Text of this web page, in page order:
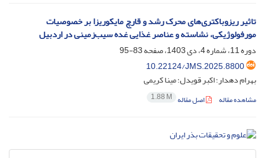
تاثیر ریزوباکتری‌های محرک رشد و قارچ مایکوریزا بر خصوصیات
مورفولوژیکی، نشاسته و عناصر غذایی غده سیب‌زمینی در اردبیل
دوره 11، شماره 4، دی 1403، صفحه
83-95
10.22124/JMS.2025.8800
بهرام دهدار؛ اکبر قویدل؛ مینا کریمی
مشاهده مقاله اصل مقاله 1.88 M